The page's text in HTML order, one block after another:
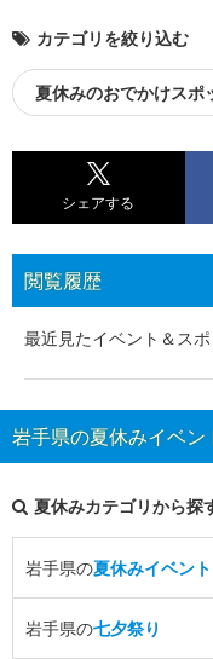
カテゴリを絞り込む
夏休みのおでかけスポ
シェアする
閲覧履歴
最近見たイベント＆スポ
岩手県の夏休みイベ
夏休みカテゴリから探
岩手県の夏休みイベント
岩手県の七夕祭り